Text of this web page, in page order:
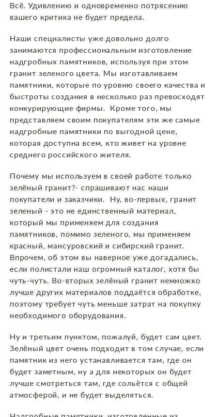
Всё. Удивлению и одновременно потрясению
вашего критика не будет предела.
Наши специалисты уже довольно долго
занимаются профессиональным изготовление
надгробных памятников, используя при этом
гранит зеленого цвета. Мы изготавливаем
памятники, которые по уровню своего качества и
быстроты создания в несколько раз превосходят
конкурирующие фирмы. Кроме того, мы
представляем своим покупателям эти же самые
надгробные памятники по выгодной цене,
которая доступна всем, кто живет на уровне
среднего российского жителя.
Почему мы используем в своей работе только
зелёный гранит?- спрашивают нас наши
покупатели и заказчики. Ну, во-первых, гранит
зеленый - это не единственный материал,
который мы применяем для создания
памятников, помимо зеленого, мы применяем
красный, мансуровский и сибирский гранит.
Впрочем, об этом вы наверное уже догадались,
если полистали наш огромный каталог, хотя бы
чуть-чуть. Во-вторых зелёный гранит немножко
лучше других материалов поддаётся обработке,
поэтому требует чуть меньше затрат на покупку
необходимого оборудования.
Ну и третьим пунктом, пожалуй, будет сам цвет.
Зелёный цвет очень подходит в том случае, если
памятник из него устанавливается там, где он
будет заметным, ну а для некоторых он будет
лучше смотреться там, где сольётся с общей
атмосферой, и не будет выделяться.